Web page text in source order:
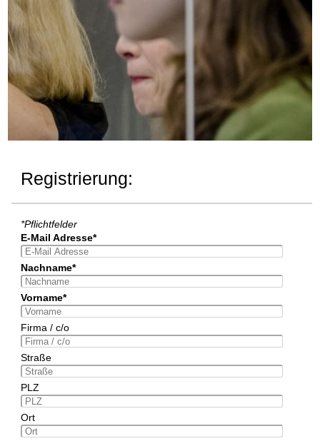
Registrierung:
*Pflichtfelder
E-Mail Adresse*
Nachname*
Vorname*
Firma / c/o
Straße
PLZ
Ort